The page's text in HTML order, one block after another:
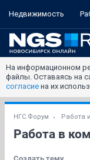
Недвижимость
На информационном
файлы. Оставаясь на
согласие на их
НГС.Форум Работа
Работа в